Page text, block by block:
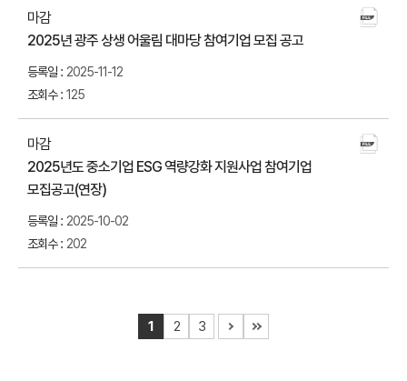
마감
2025년 광주 상생 어울림 대마당 참여기업 모집 공고
2025-11-12
125
마감
2025년도 중소기업 ESG 역량강화 지원사업 참여기업
모집공고(연장)
2025-10-02
202
1 2 3
다음 맨